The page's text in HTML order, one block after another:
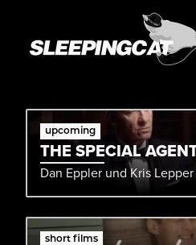
upcoming
THE SPECIAL
Dan Eppler und Kris
Agents».
short films